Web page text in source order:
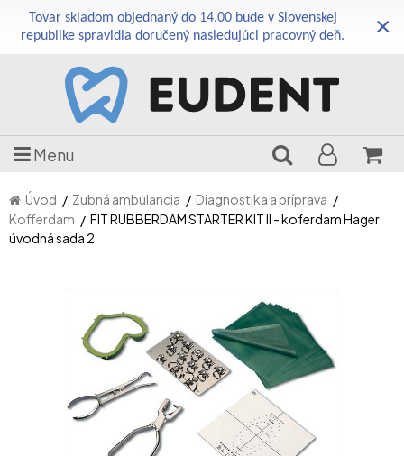
Tovar skladom objednaný do 14,00 bude v Slovenskej
republike spravidla doručený nasledujúci pracovný deň.
×
Menu
Úvod Zubná ambulancia
Diagnostika a príprava
Kofferdam
FIT RUBBERDAM STARTER KIT II - koferdam Hager
úvodná sada 2